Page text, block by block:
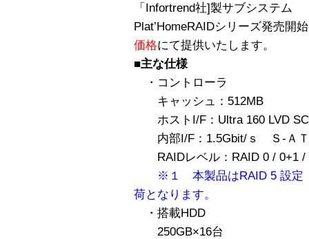
「Infortrend社]製サブシステム
Plat’HomeRAIDシリーズ発売開
価格にて提供いたします。
■主な仕様
・コントローラ
キャッシュ：512MB
ホストI/F：Ultra 160 LVD
内部I/F：1.5Gbit/ｓ Ｓ-Ａ
RAIDレベル：RAID 0 / 0+1
※１ 本製品はRAID 5 設定
荷となります。
・搭載HDD
250GB×16台